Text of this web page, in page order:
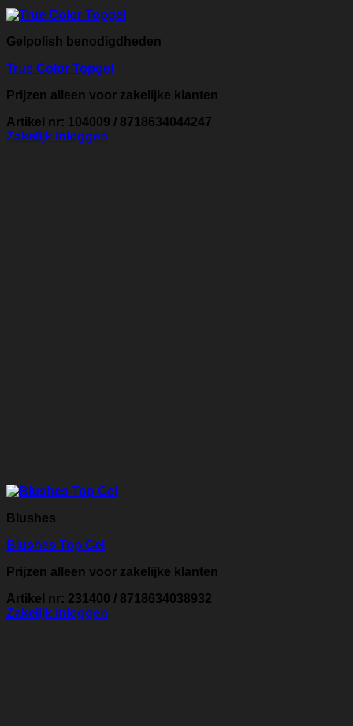
Gelpolish benodigdheden
True Color Topgel
Prijzen alleen voor zakelijke klanten
Artikel nr: 104009 / 8718634044247
Zakelijk inloggen
Blushes
Blushes Top Gel
Prijzen alleen voor zakelijke klanten
Artikel nr: 231400 / 8718634038932
Zakelijk inloggen